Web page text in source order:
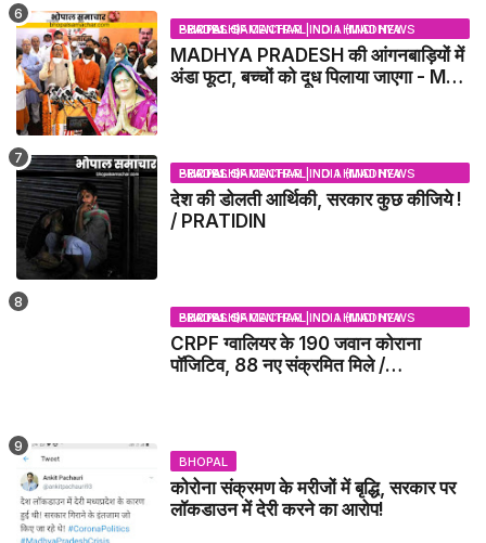
BHOPAL SAMACHAR | NO 1 HINDI NEWS PORTAL OF CENTRAL INDIA (MADHYA PRADESH)
MADHYA PRADESH की आंगनबाड़ियों में
अंडा फूटा, बच्चों को दूध पिलाया जाएगा - MP
BHOPAL SAMACHAR | NO 1 HINDI NEWS PORTAL OF CENTRAL INDIA (MADHYA PRADESH)
देश की डोलती आर्थिकी, सरकार कुछ कीजिये !
/ PRATIDIN
BHOPAL SAMACHAR | NO 1 HINDI NEWS PORTAL OF CENTRAL INDIA (MADHYA PRADESH)
CRPF ग्वालियर के 190 जवान कोराना
पॉजिटिव, 88 नए संक्रमित मिले /
BHOPAL
कोरोना संक्रमण के मरीजों में बृद्धि, सरकार पर
लॉकडाउन में देरी करने का आरोप!